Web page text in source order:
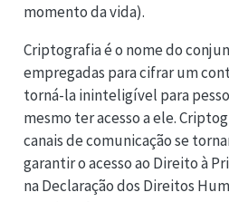
momento da vida).
Criptografia é o nome do
empregadas para cifrar um
torná-la ininteligível para
mesmo ter acesso a ele.
canais de comunicação se
garantir o acesso ao Direito à
na Declaração dos Direitos